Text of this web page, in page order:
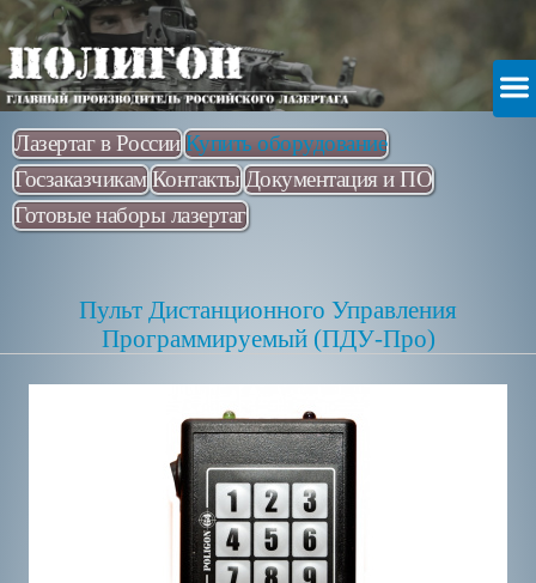
Лазертаг в России Купить оборудование
Госзаказчикам Контакты Документация и ПО
Готовые наборы лазертаг
Пульт Дистанционного Управления
Программируемый (ПДУ-Про)